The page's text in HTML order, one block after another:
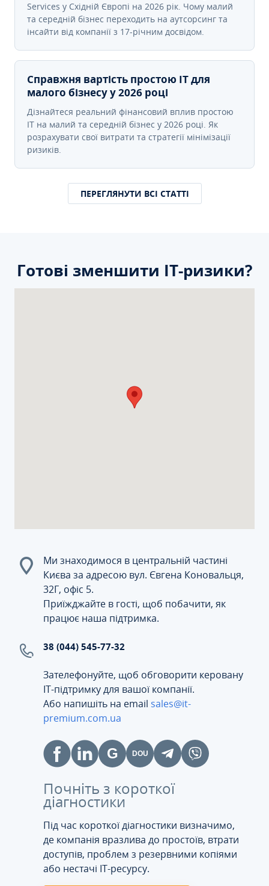
Services у Східній Європі на 2026 рік. Чому малий
та середній бізнес переходить на аутсорсинг та
інсайти від компанії з 17-річним досвідом.
Справжня вартість простою IT для
малого бізнесу у 2026 році
Дізнайтеся реальний фінансовий вплив простою
IT на малий та середній бізнес у 2026 році. Як
розрахувати свої витрати та стратегії мінімізації
ризиків.
ПЕРЕГЛЯНУТИ ВСІ СТАТТІ
Готові зменшити ІТ-ризики?
Ми знаходимося в центральній частині
Києва за адресою вул. Євгена Коновальця,
32Г, офіс 5.
Приїжджайте в гості, щоб побачити, як
працює наша підтримка.
38 (044) 545-77-32
Зателефонуйте, щоб обговорити керовану
ІТ-підтримку для вашої компанії.
Або напишіть на email sales@it-
premium.com.ua
Почніть з короткої
діагностики
Під час короткої діагностики визначимо,
де компанія вразлива до простоїв, втрати
доступів, проблем з резервними копіями
або нестачі IT-ресурсу.